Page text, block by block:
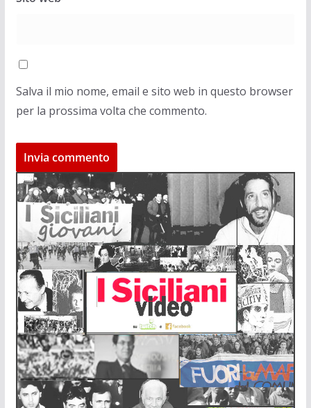
Salva il mio nome, email e sito web in questo browser
per la prossima volta che commento.